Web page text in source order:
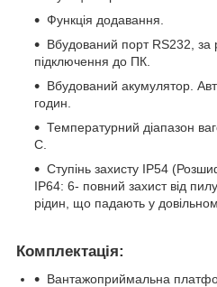
Функція додавання.
Вбудований порт RS232, за
підключення до ПК.
Вбудований акумулятор.
годин.
Температурний діапазон
С.
Ступінь захисту IP54
IP64: 6- повний захист від
рідин, що падають у
Комплектація:
Вантажоприймальна